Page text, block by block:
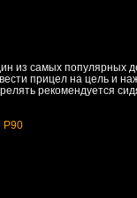
из самых популярных
прицел на цель и
рекомендуется
P90